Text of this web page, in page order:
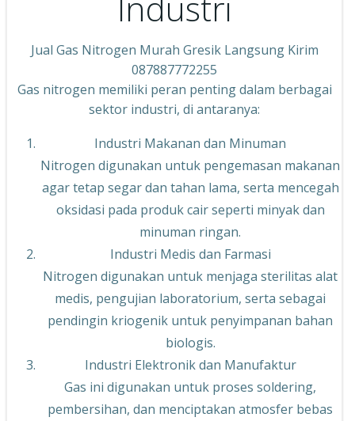
Jual Gas Nitrogen Murah Gresik Langsung Kirim
087887772255
Gas nitrogen memiliki peran penting dalam berbagai
sektor industri, di antaranya:
Industri Makanan dan Minuman
Nitrogen digunakan untuk pengemasan makanan
agar tetap segar dan tahan lama, serta mencegah
oksidasi pada produk cair seperti minyak dan
minuman ringan.
Industri Medis dan Farmasi
Nitrogen digunakan untuk menjaga sterilitas alat
medis, pengujian laboratorium, serta sebagai
pendingin kriogenik untuk penyimpanan bahan
biologis.
Industri Elektronik dan Manufaktur
Gas ini digunakan untuk proses soldering,
pembersihan, dan menciptakan atmosfer bebas